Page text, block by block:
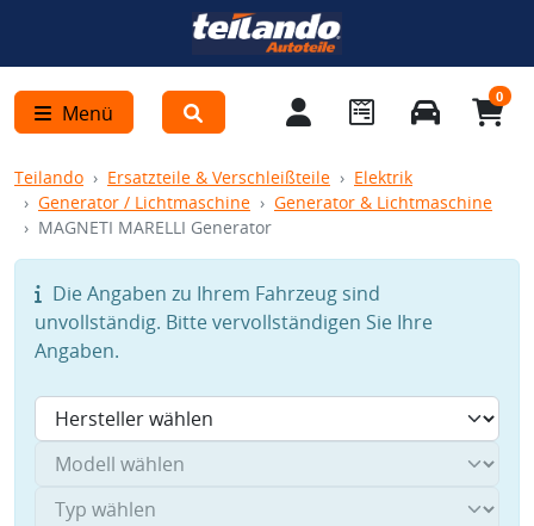
Menü
0
Teilando Ersatzteile & Verschleißteile
Elektrik
Generator / Lichtmaschine
Generator & Lichtmaschine
MAGNETI MARELLI Generator
Die Angaben zu Ihrem Fahrzeug sind
unvollständig. Bitte vervollständigen Sie Ihre
Angaben.